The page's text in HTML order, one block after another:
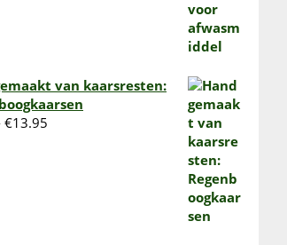
van kaarsresten:
€13.95